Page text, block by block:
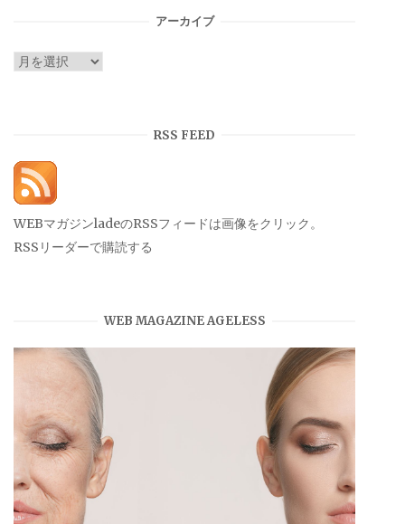
アーカイブ
ア
RSS FEED
WEBマガジンladeのRSSフィードは画像をクリック。
RSSリーダーで購読する
WEB MAGAZINE AGELESS